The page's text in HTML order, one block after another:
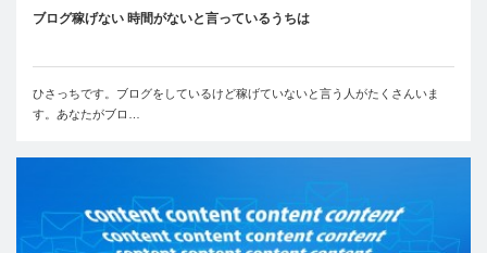
ブログ稼げない 時間がないと言っているうちは
ひさっちです。ブログをしているけど稼げていないと言う人がたくさんいま
す。あなたがブロ…